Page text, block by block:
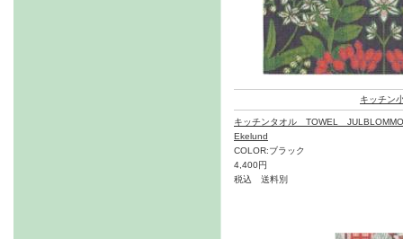
キッチン
キッチンタオル TOWEL
Ekelund
COLOR:ブラック
4,400円
税込 送料別